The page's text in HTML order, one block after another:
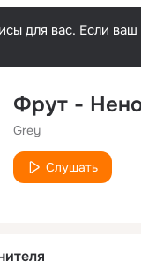
для вас. Если
Фрут -
Grey
Слушать